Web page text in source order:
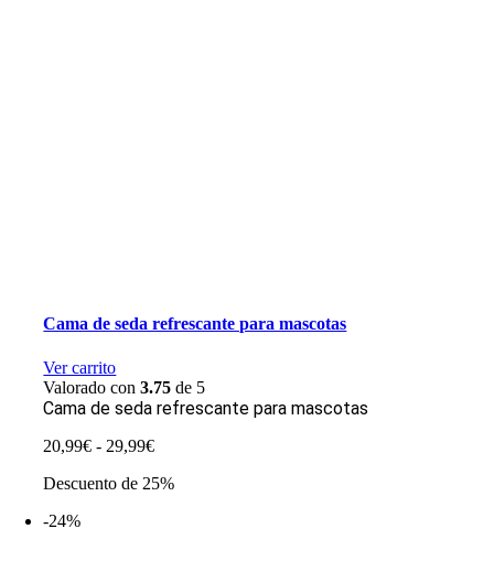
Cama de seda refrescante para mascotas
Ver carrito
Valorado con3.75 de 5
Cama de seda refrescante para mascotas
20,99€ - 29,99€Rango
precios:
Descuento de 25%
-24%